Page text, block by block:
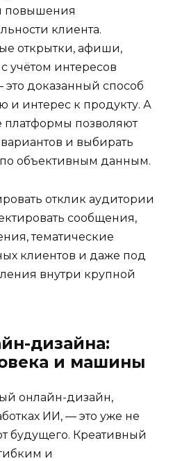
повышения
клиента.
открытки, афиши,
учётом интересов
доказанный способ
и интерес к продукту. А
платформы позволяют
и выбирать
объективным данным.
отклик аудитории
сообщения,
тематические
клиентов и даже под
внутри крупной
дизайна:
и машины
онлайн-дизайн,
ИИ, — это уже не
будущего. Креативный
и